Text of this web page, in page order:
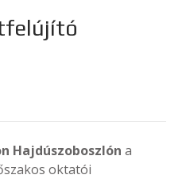
Hajdúszoboszlón a
oktatói